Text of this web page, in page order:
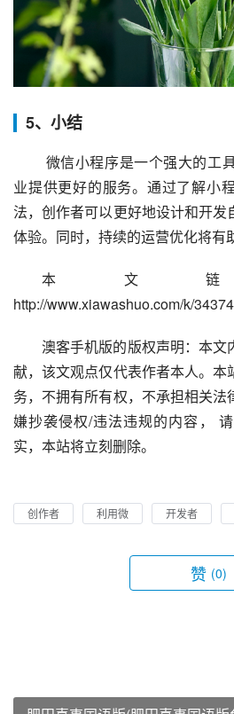
5、小结
业提供更好的服务。通过了解小
法，创作者可以更好地设计和开发
体验。同时，持续的运营优化将有
本文
http://www.xiawashuo.com/k/
澳客手机版的版权声明：本文
献，该文观点仅代表作者本人。本
务，不拥有所有权，不承担相关
嫌抄袭侵权/违法违规的内容，
实，本站将立刻删除。
创作者 利用微 开发者
赞 (0)